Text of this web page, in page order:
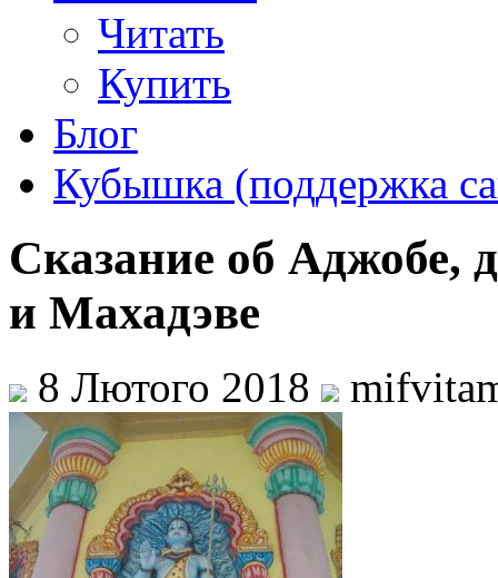
Читать
Купить
Блог
Кубышка (поддержка
Сказание об Аджобе,
и Махадэве
8 Лютого 2018